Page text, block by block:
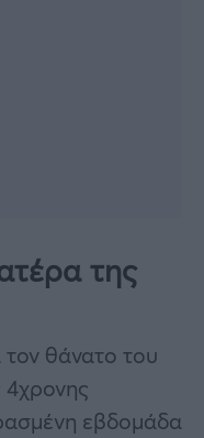
της
θάνατο του
4χρονης
εβδομάδα